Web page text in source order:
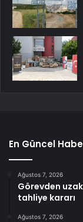
En Güncel
Ağustos 7, 2026
Görevden
tahliye kararı
Ağustos 7, 2026